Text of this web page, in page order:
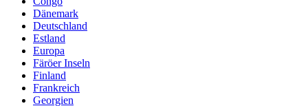
Dänemark
Deutschland
Estland
Europa
Färöer Inseln
Finland
Frankreich
Georgien